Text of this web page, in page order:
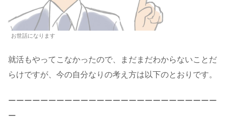
お世話になります
就活もやってこなかったので、まだまだわからないことだ
らけですが、今の自分なりの考え方は以下のとおりです。
ーーーーーーーーーーーーーーーーーーーーーーーーーー
ー